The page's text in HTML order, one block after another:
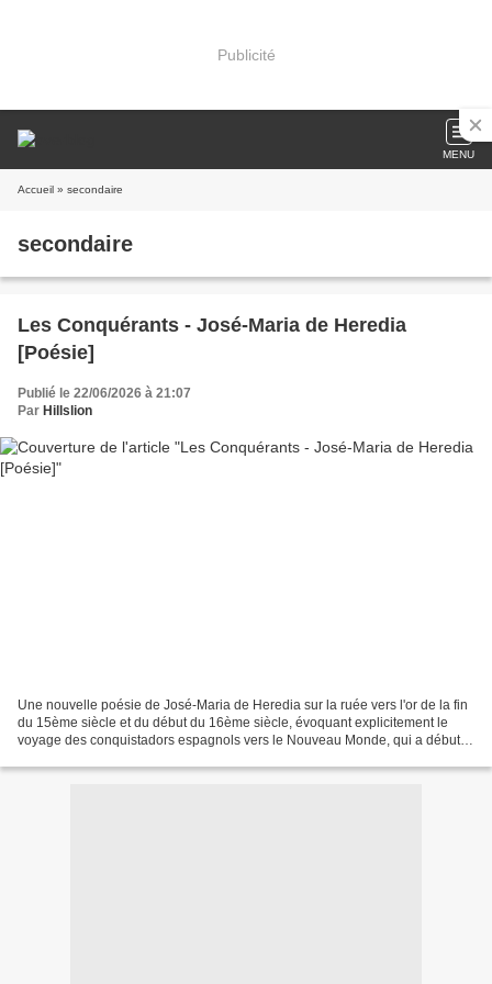
Publicité
MENU
Accueil » secondaire
secondaire
Les Conquérants - José-Maria de Heredia
[Poésie]
Publié le 22/06/2026 à 21:07
Par Hillslion
Une nouvelle poésie de José-Maria de Heredia sur la ruée vers l'or de la fin
du 15ème siècle et du début du 16ème siècle, évoquant explicitement le
voyage des conquistadors espagnols vers le Nouveau Monde, qui a débuté